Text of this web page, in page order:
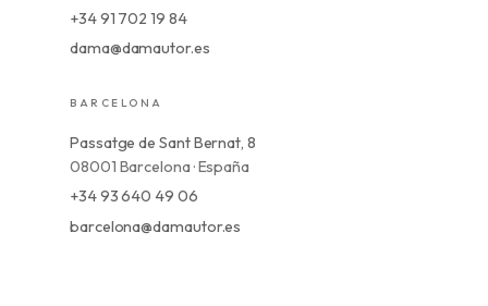
+34 91 702 19 84
dama@damautor.es
BARCELONA
Passatge de Sant Bernat, 8
08001 Barcelona · España
+34 93 640 49 06
barcelona@damautor.es